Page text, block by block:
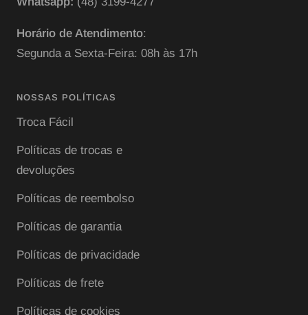
Horário de Atendimento:
Segunda a Sexta-Feira: 08h às 17h
NOSSAS POLÍTICAS
Troca Fácil
Políticas de trocas e
devoluções
Políticas de reembolso
Políticas de garantia
Políticas de privacidade
Políticas de frete
Políticas de cookies